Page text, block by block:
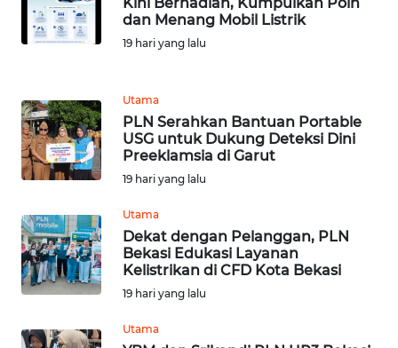
dan Menang Mobil Listrik
19 hari yang lalu
Utama
PLN Serahkan Bantuan Portable
USG untuk Dukung Deteksi Dini
Preeklamsia di Garut
19 hari yang lalu
Utama
Dekat dengan Pelanggan, PLN
Bekasi Edukasi Layanan
Kelistrikan di CFD Kota Bekasi
19 hari yang lalu
Utama
WN
NATUNA
BINTAN
WN
MANDALIKA
WN
LIKUPANG
WN